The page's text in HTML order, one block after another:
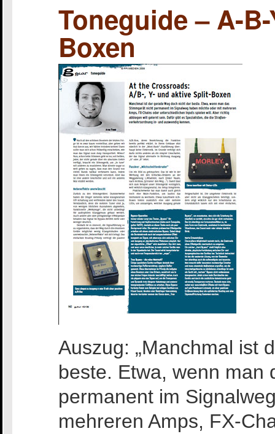
Toneguide – A-
Boxen
Auszug: „Manchmal ist
beste. Etwa, wenn man
permanent im
mehreren Amps, FX-